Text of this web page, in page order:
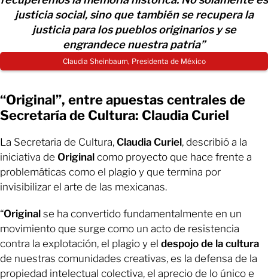
justicia social, sino que también se recupera la
justicia para los pueblos originarios y se
engrandece nuestra patria”
Claudia Sheinbaum, Presidenta de México
“Original”, entre apuestas centrales de
Secretaría de Cultura: Claudia Curiel
La Secretaria de Cultura, Claudia Curiel, describió a la
iniciativa de Original como proyecto que hace frente a
problemáticas como el plagio y que termina por
invisibilizar el arte de las mexicanas.
“Original se ha convertido fundamentalmente en un
movimiento que surge como un acto de resistencia
contra la explotación, el plagio y el despojo de la cultura
de nuestras comunidades creativas, es la defensa de la
propiedad intelectual colectiva, el aprecio de lo único e